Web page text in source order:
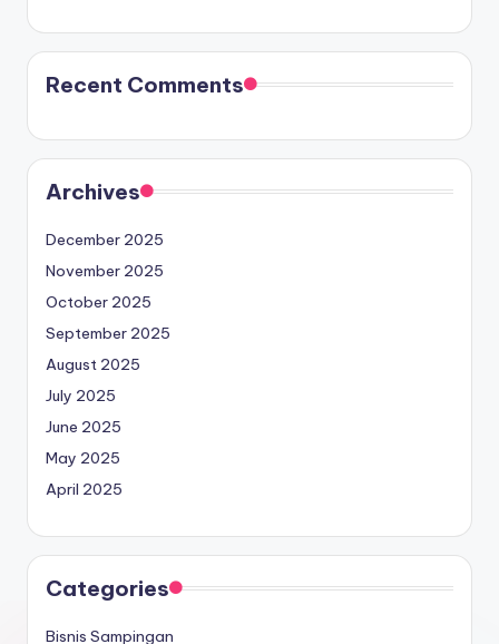
Recent Comments
Archives
December 2025
November 2025
October 2025
September 2025
August 2025
July 2025
June 2025
May 2025
April 2025
Categories
Bisnis Sampingan